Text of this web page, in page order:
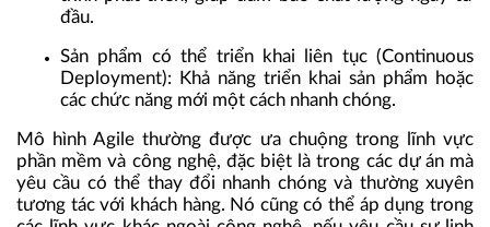
đầu.
Sản phẩm có thể triển khai liên tục (Continuous
Deployment): Khả năng triển khai sản phẩm hoặc
các chức năng mới một cách nhanh chóng.
Mô hình Agile thường được ưa chuộng trong lĩnh vực
phần mềm và công nghệ, đặc biệt là trong các dự án mà
yêu cầu có thể thay đổi nhanh chóng và thường xuyên
tương tác với khách hàng. Nó cũng có thể áp dụng trong